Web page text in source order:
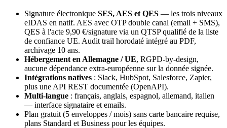
Signature électronique SES, AES et QES — les trois niveaux
eIDAS en natif. AES avec OTP double canal (email + SMS),
QES à l'acte 9,90 €/signature via un QTSP qualifié de la liste
de confiance UE. Audit trail horodaté intégré au PDF,
archivage 10 ans.
Hébergement en Allemagne / UE, RGPD-by-design,
aucune dépendance extra-européenne sur la donnée signée.
Intégrations natives : Slack, HubSpot, Salesforce, Zapier,
plus une API REST documentée (OpenAPI).
Multi-langue : français, anglais, espagnol, allemand, italien
— interface signataire et emails.
Plan gratuit (5 enveloppes / mois) sans carte bancaire requise,
plans Standard et Business pour les équipes.